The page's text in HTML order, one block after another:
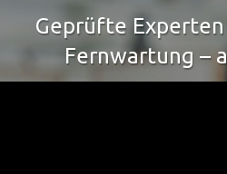
Geprüfte
Fernwartung –